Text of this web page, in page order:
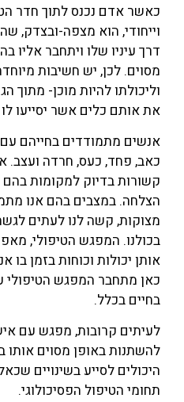
כאשר אדם נכנס לתוך חדר
וייחודי, הוא מצפה-ובצדק,
דרך עיניו שלו ויתחבר
מסוים. לכן, יש חשיבות
וליכולתו להיות מוכן- מתוך
את אותם כלים אשר יסייעו
אנשים מתמודדים בחייהם
כאב, פחד, כעס, חרדה ועצב.
קשורות בדיוק למקומות בהם
הצלחה. במצבים בהם אנו
מצוקות, קשה לנו לעתים
בכולנו. המפגש הטיפולי,
אותן יכולות וכוחות בזמן בו
כאן מתחבר המפגש
בחיים בכלל.
לעיתים קרובות, מפגש עם
להשתנות באופן מסוים אותו
היכולים לסייע בשינויים
תחומי הטיפול הפסיכולוגי.